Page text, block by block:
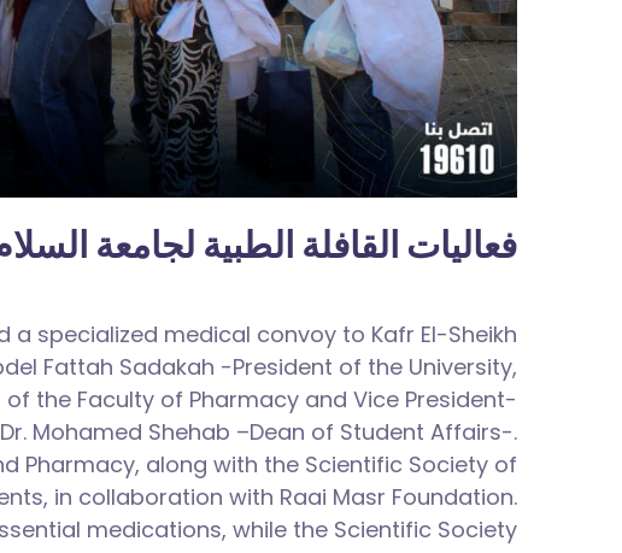
فعاليات القافلة الطبية لجامعة
specialized medical convoy to Kafr El-Sheikh
Fattah Sadakah -President of the University,
of the Faculty of Pharmacy and Vice President-
Mohamed Shehab –Dean of Student Affairs-.
Pharmacy, along with the Scientific Society of
in collaboration with Raai Masr Foundation.
medications, while the Scientific Society